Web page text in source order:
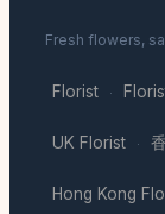
Fresh flowers,
Florist ·
UK Florist ·
Hong Kong